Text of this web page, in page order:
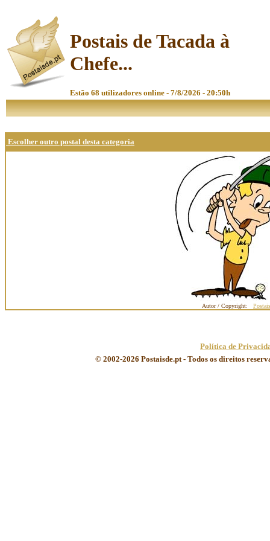
Postais de Tacada à
Chefe...
Estão 68 utilizadores online - 7/8/2026 - 20:50h
Escolher outro postal desta categoria
Autor / Copyright:
Política de
© 2002-2026 Postaisde.pt - Todos os direitos